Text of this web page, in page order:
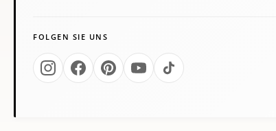
FOLGEN SIE UNS